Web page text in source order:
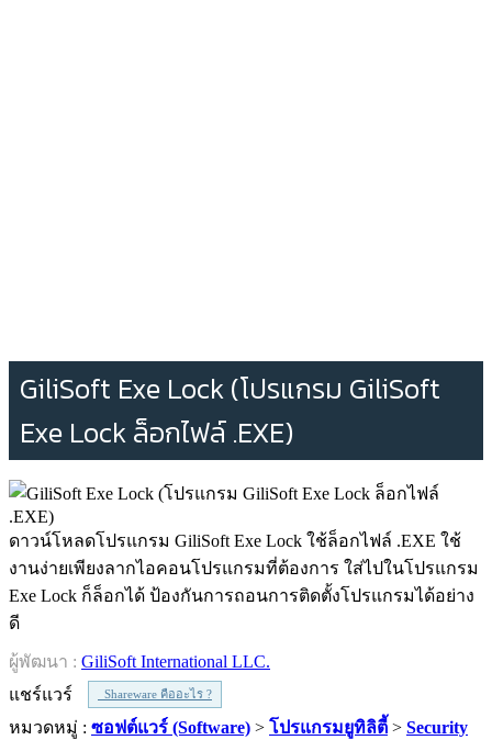
GiliSoft Exe Lock (โปรแกรม GiliSoft
Exe Lock ล็อกไฟล์ .EXE)
ดาวน์โหลดโปรแกรม GiliSoft Exe Lock ใช้ล็อกไฟล์ .EXE ใช้
งานง่ายเพียงลากไอคอนโปรแกรมที่ต้องการ ใส่ไปในโปรแกรม
Exe Lock ก็ล็อกได้ ป้องกันการถอนการติดตั้งโปรแกรมได้อย่าง
ดี
ผู้พัฒนา : GiliSoft International LLC.
แชร์แวร์
Shareware คืออะไร ?
หมวดหมู่ : ซอฟต์แวร์ (Software) > โปรแกรมยูทิลิตี้ > Security